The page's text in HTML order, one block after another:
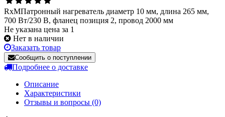
RxMПатронный нагреватель диаметр 10 мм, длина 265 мм,
700 Вт/230 В, фланец позиция 2, провод 2000 мм
Не указана цена за 1
Нет в наличии
Заказать товар
Сообщить о поступлении
Подробнее о доставке
Описание
Характеристики
Отзывы и вопросы (0)